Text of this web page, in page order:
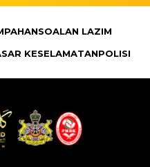
SOALAN LAZIM
KESELAMATANPOLISI